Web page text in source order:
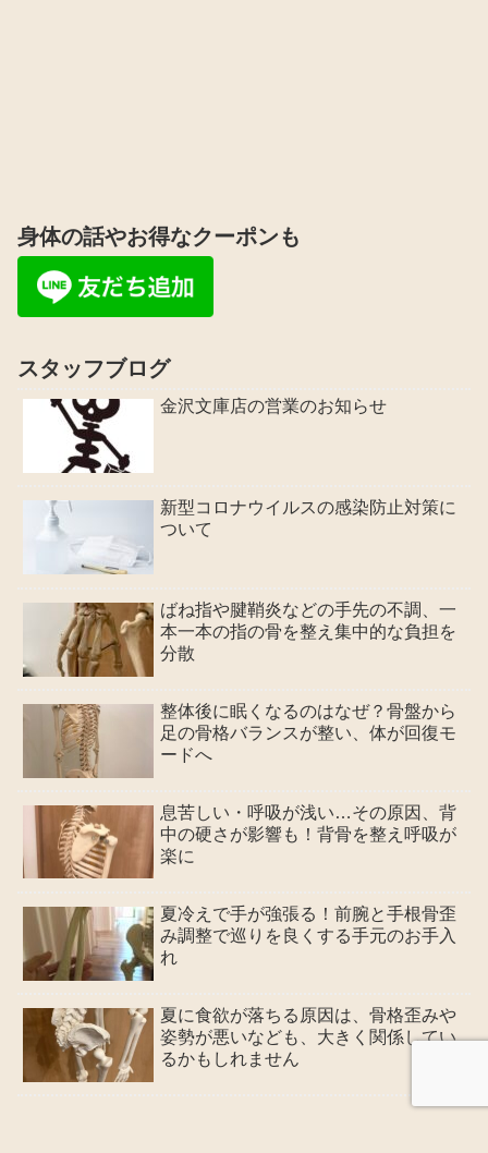
身体の話やお得なクーポンも
スタッフブログ
金沢文庫店の営業のお知らせ
新型コロナウイルスの感染防止対策に
ついて
ばね指や腱鞘炎などの手先の不調、一
本一本の指の骨を整え集中的な負担を
分散
整体後に眠くなるのはなぜ？骨盤から
足の骨格バランスが整い、体が回復モ
ードへ
息苦しい・呼吸が浅い…その原因、背
中の硬さが影響も！背骨を整え呼吸が
楽に
​​夏冷えで手が強張る！前腕と手根骨歪
み調整で巡りを良くする手元のお手入
れ
夏に食欲が落ちる原因は、骨格歪みや
姿勢が悪いなども、大きく関係してい
るかもしれません